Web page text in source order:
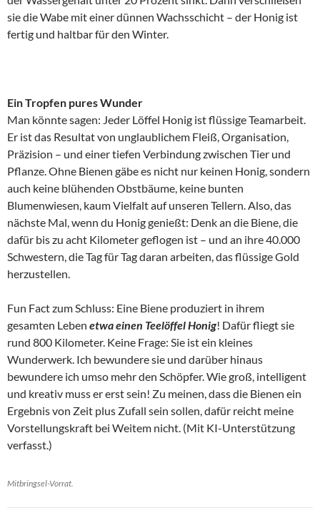
sie die Wabe mit einer dünnen Wachsschicht – der Honig ist
fertig und haltbar für den Winter.
Ein Tropfen pures Wunder
Man könnte sagen: Jeder Löffel Honig ist flüssige Teamarbeit.
Er ist das Resultat von unglaublichem Fleiß, Organisation,
Präzision – und einer tiefen Verbindung zwischen Tier und
Pflanze. Ohne Bienen gäbe es nicht nur keinen Honig, sondern
auch keine blühenden Obstbäume, keine bunten
Blumenwiesen, kaum Vielfalt auf unseren Tellern. Also, das
nächste Mal, wenn du Honig genießt: Denk an die Biene, die
dafür bis zu acht Kilometer geflogen ist – und an ihre 40.000
Schwestern, die Tag für Tag daran arbeiten, das flüssige Gold
herzustellen.
Fun Fact zum Schluss: Eine Biene produziert in ihrem
gesamten Leben etwa einen Teelöffel Honig! Dafür fliegt sie
rund 800 Kilometer. Keine Frage: Sie ist ein kleines
Wunderwerk. Ich bewundere sie und darüber hinaus
bewundere ich umso mehr den Schöpfer. Wie groß, intelligent
und kreativ muss er erst sein! Zu meinen, dass die Bienen ein
Ergebnis von Zeit plus Zufall sein sollen, dafür reicht meine
Vorstellungskraft bei Weitem nicht. (Mit KI-Unterstützung
verfasst.)
Mitbringsel-Vorrat.